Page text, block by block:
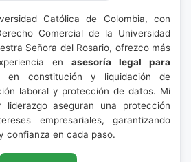
Católica de Colombia, con
Comercial de la Universidad
Señora del Rosario, ofrezco más
en asesoría legal para
en constitución y liquidación de
laboral y protección de datos. Mi
aseguran una protección
empresariales, garantizando
confianza en cada paso.